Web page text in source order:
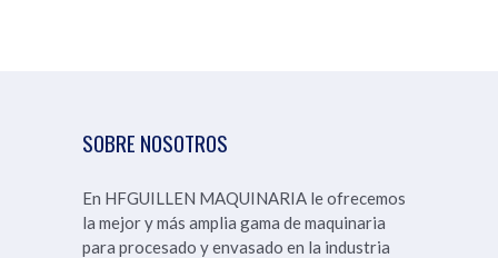
SOBRE NOSOTROS
En HFGUILLEN MAQUINARIA le ofrecemos
la mejor y más amplia gama de maquinaria
para procesado y envasado en la industria